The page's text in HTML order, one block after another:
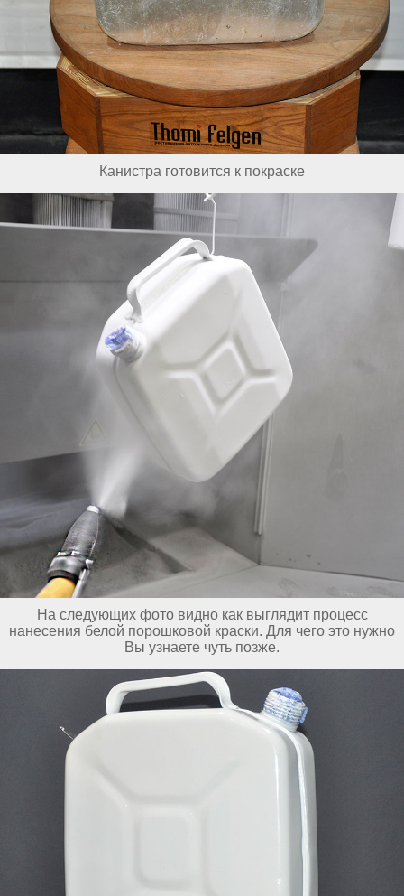
Канистра готовится к покраске
На следующих фото видно как выглядит процесс
нанесения белой порошковой краски. Для чего это нужно
Вы узнаете чуть позже.